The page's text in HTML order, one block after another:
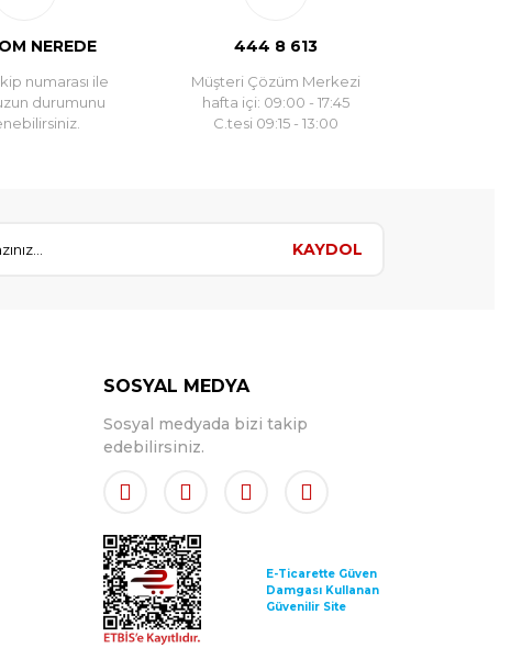
NEREDE
numarası ile
durumunu
444 8 613
Müşteri Çözüm Merkezi
hafta içi: 09:00 - 17:45
C.tesi 09:15 - 13:00
KAYDOL
SOSYAL MEDYA
Sosyal medyada bizi takip
edebilirsiniz.
E-Ticarette Güven
Damgası Kullanan
Güvenilir Site